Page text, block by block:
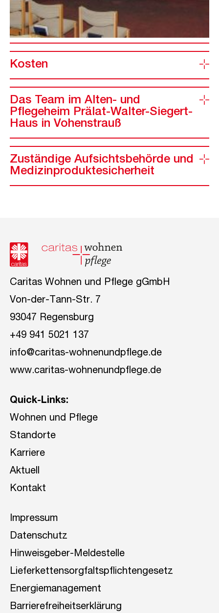
Kosten
Das Team im Alten- und
Pflegeheim Prälat-Walter-Siegert-
Haus in Vohenstrauß
Zuständige Aufsichtsbehörde und
Medizinproduktesicherheit
Caritas Wohnen und Pflege gGmbH
Von-der-Tann-Str. 7
93047 Regensburg
+49 941 5021 137
info@caritas-wohnenundpflege.de
www.caritas-wohnenundpflege.de
Quick-Links:
Wohnen und Pflege
Standorte
Karriere
Aktuell
Kontakt
Impressum
Datenschutz
Hinweisgeber-Meldestelle
Lieferkettensorgfaltspflichtengesetz
Energiemanagement
Barrierefreiheitserklärung